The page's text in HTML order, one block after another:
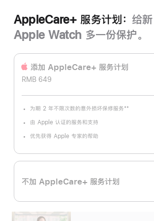
AppleCare+ 服务计划： 给新
Apple Watch 多一份保护。
添加 AppleCare+ 服务计‍划
RMB 649
为期 2 年不限次数的意外损坏保修服务
注
**
由 Apple 认证的服务和支持
优先获得 Apple 专家的帮助
不加 AppleCare+ 服务计划